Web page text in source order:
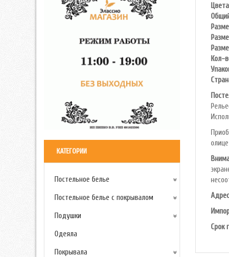
КАТЕГОРИИ
Постельное белье
Постельное белье с покрывалом
Подушки
Одеяла
Покрывала
Кол-
Срок